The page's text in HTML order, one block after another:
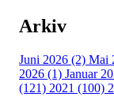
Arkiv
Juni 2026 (2) Mai
2026 (1) Januar
(121) 2021 (100)